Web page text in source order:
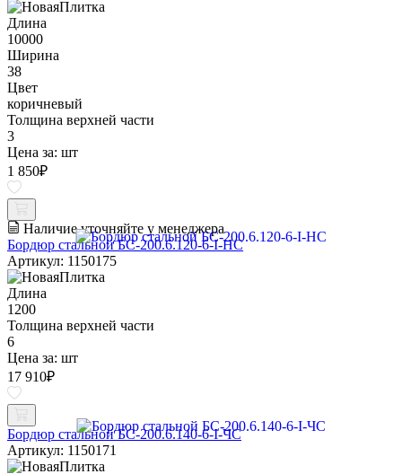
Длина
10000
Ширина
38
Цвет
коричневый
Толщина верхней части
3
Цена за: шт
1 850₽
Наличие уточняйте у менеджера
Бордюр стальной БС-200.6.120-6-I-НС
Артикул: 1150175
Длина
1200
Толщина верхней части
6
Цена за: шт
17 910₽
Бордюр стальной БС-200.6.140-6-I-ЧС
Артикул: 1150171